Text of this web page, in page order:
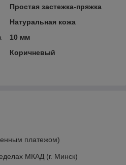
Простая застежка-пряжка
Натуральная кожа
10 мм
Коричневый
платежом)
МКАД (г. Минск)